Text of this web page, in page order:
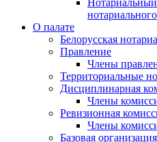
О палате
Белорусская
Правление
Члены
Территориальные
Дисциплинарная
Члены
Ревизионная
Члены
Базовая